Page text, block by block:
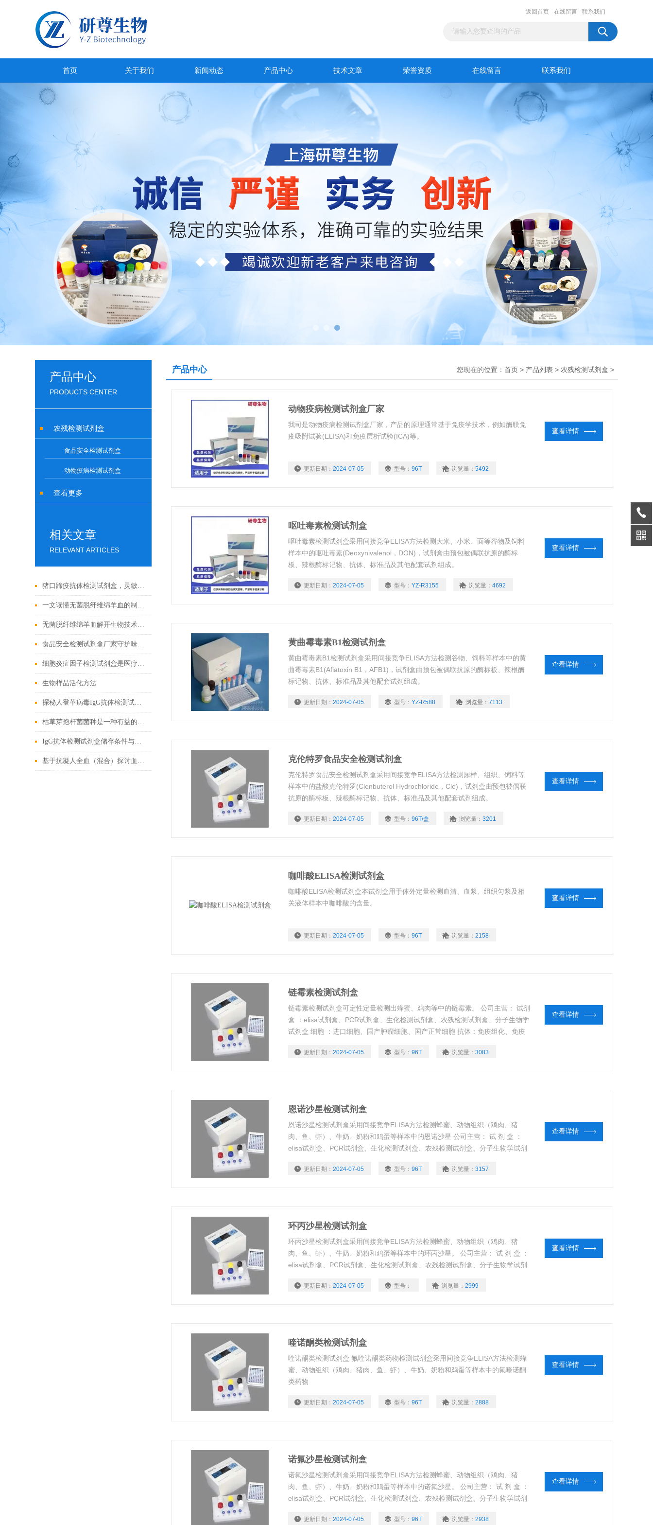
返回首页 在线留言 联系我们
首页 关于我们 新闻动态 产品中心 技术文章 荣誉资质 在线留言 联系我们
产品中心
PRODUCTS CENTER
农残检测试剂盒
食品安全检测试剂盒
动物疫病检测试剂盒
查看更多
相关文章
RELEVANT ARTICLES
猪口蹄疫抗体检测试剂盒，灵敏度高，检测结果稳定可靠
一文读懂无菌脱纤维绵羊血的制备工艺
无菌脱纤维绵羊血解开生物技术的奇迹
食品安全检测试剂盒厂家守护味蕾的守护者
细胞炎症因子检测试剂盒是医疗的微观探索者
生物样品活化方法
探秘人登革病毒IgG抗体检测试剂盒：科学守护健康防线
枯草芽孢杆菌菌种是一种有益的土壤微生物
IgG抗体检测试剂盒储存条件与有效期管理
基于抗凝人全血（混合）探讨血液流变学特性及其影响因素
产品中心 您现在的位置： 首页 > 产品列表 > 农残检测试剂盒 >
动物疫病检测试剂盒厂家
我司是动物疫病检测试剂盒厂家，产品的原理通常基于免疫学技术，例如酶联免
疫吸附试验(ELISA)和免疫层析试验(ICA)等。
更新日期： 2024-07-05 型号： 96T 浏览量： 5492
查看详情
呕吐毒素检测试剂盒
呕吐毒素检测试剂盒采用间接竞争ELISA方法检测大米、小米、面等谷物及饲料
样本中的呕吐毒素(Deoxynivalenol，DON)，试剂盒由预包被偶联抗原的酶标
板、辣根酶标记物、抗体、标准品及其他配套试剂组成。
更新日期： 2024-07-05 型号： YZ-R3155 浏览量： 4692
查看详情
黄曲霉毒素B1检测试剂盒
黄曲霉毒素B1检测试剂盒采用间接竞争ELISA方法检测谷物、饲料等样本中的黄
曲霉毒素B1(Aflatoxin B1，AFB1)，试剂盒由预包被偶联抗原的酶标板、辣根酶
标记物、抗体、标准品及其他配套试剂组成。
更新日期： 2024-07-05 型号： YZ-R588 浏览量： 7113
查看详情
克伦特罗食品安全检测试剂盒
克伦特罗食品安全检测试剂盒采用间接竞争ELISA方法检测尿样、组织、饲料等
样本中的盐酸克伦特罗(Clenbuterol Hydrochloride，Cle)，试剂盒由预包被偶联
抗原的酶标板、辣根酶标记物、抗体、标准品及其他配套试剂组成。
更新日期： 2024-07-05 型号： 96T/盒 浏览量： 3201
查看详情
咖啡酸ELISA检测试剂盒
咖啡酸ELISA检测试剂盒本试剂盒用于体外定量检测血清、血浆、组织匀浆及相
关液体样本中咖啡酸的含量。
更新日期： 2024-07-05 型号： 96T 浏览量： 2158
查看详情
链霉素检测试剂盒
链霉素检测试剂盒可定性定量检测出蜂蜜、鸡肉等中的链霉素。 公司主营： 试剂
盒 ：elisa试剂盒、PCR试剂盒、生化检测试剂盒、农残检测试剂盒、分子生物学
试剂盒 细胞 ：进口细胞、国产肿瘤细胞、国产正常细胞 抗体：免疫组化、免疫
指导，免费代测
更新日期： 2024-07-05 型号： 96T 浏览量： 3083
查看详情
恩诺沙星检测试剂盒
恩诺沙星检测试剂盒采用间接竞争ELISA方法检测蜂蜜、动物组织（鸡肉、猪
肉、鱼、虾）、牛奶、奶粉和鸡蛋等样本中的恩诺沙星 公司主营： 试 剂 盒 ：
elisa试剂盒、PCR试剂盒、生化检测试剂盒、农残检测试剂盒、分子生物学试剂
化、免疫荧光、流式细胞检测、免疫细胞化学、单抗、多抗
更新日期： 2024-07-05 型号： 96T 浏览量： 3157
查看详情
环丙沙星检测试剂盒
环丙沙星检测试剂盒采用间接竞争ELISA方法检测蜂蜜、动物组织（鸡肉、猪
肉、鱼、虾）、牛奶、奶粉和鸡蛋等样本中的环丙沙星。 公司主营： 试 剂 盒 ：
elisa试剂盒、PCR试剂盒、生化检测试剂盒、农残检测试剂盒、分子生物学试剂
技术指导，免费代测
更新日期： 2024-07-05 型号： 浏览量： 2999
查看详情
喹诺酮类检测试剂盒
喹诺酮类检测试剂盒 氟喹诺酮类药物检测试剂盒采用间接竞争ELISA方法检测蜂
蜜、动物组织（鸡肉、猪肉、鱼、虾）、牛奶、奶粉和鸡蛋等样本中的氟喹诺酮
类药物
更新日期： 2024-07-05 型号： 96T 浏览量： 2888
查看详情
诺氟沙星检测试剂盒
诺氟沙星检测试剂盒采用间接竞争ELISA方法检测蜂蜜、动物组织（鸡肉、猪
肉、鱼、虾）、牛奶、奶粉和鸡蛋等样本中的诺氟沙星。 公司主营： 试 剂 盒 ：
elisa试剂盒、PCR试剂盒、生化检测试剂盒、农残检测试剂盒、分子生物学试剂
光、流式细胞检测、免疫细胞化学 代测服务：全程Elisa实验技术指导免费代测
更新日期： 2024-07-05 型号： 96T 浏览量： 2938
查看详情